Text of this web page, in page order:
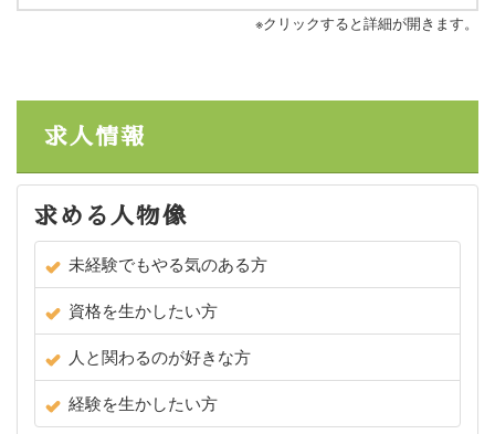
※クリックすると詳細が開きます。
求人情報
求める人物像
未経験でもやる気のある方
資格を生かしたい方
人と関わるのが好きな方
経験を生かしたい方